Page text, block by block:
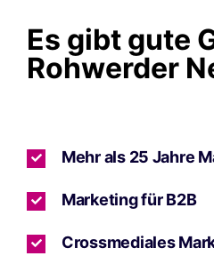
Es gibt gute
Rohwerder
Mehr als 25 Jahre
Marketing für B2B
Crossmediales